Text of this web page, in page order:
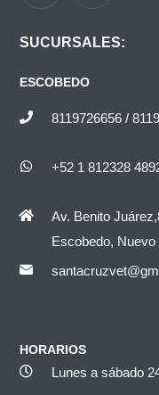
SUCURSALES:
ESCOBEDO
8119726656 /
+52 1 812328
Av. Benito
Escobedo,
HORARIOS
Lunes a sábado